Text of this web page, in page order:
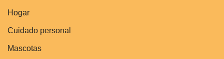
Hogar
Cuidado personal
Mascotas